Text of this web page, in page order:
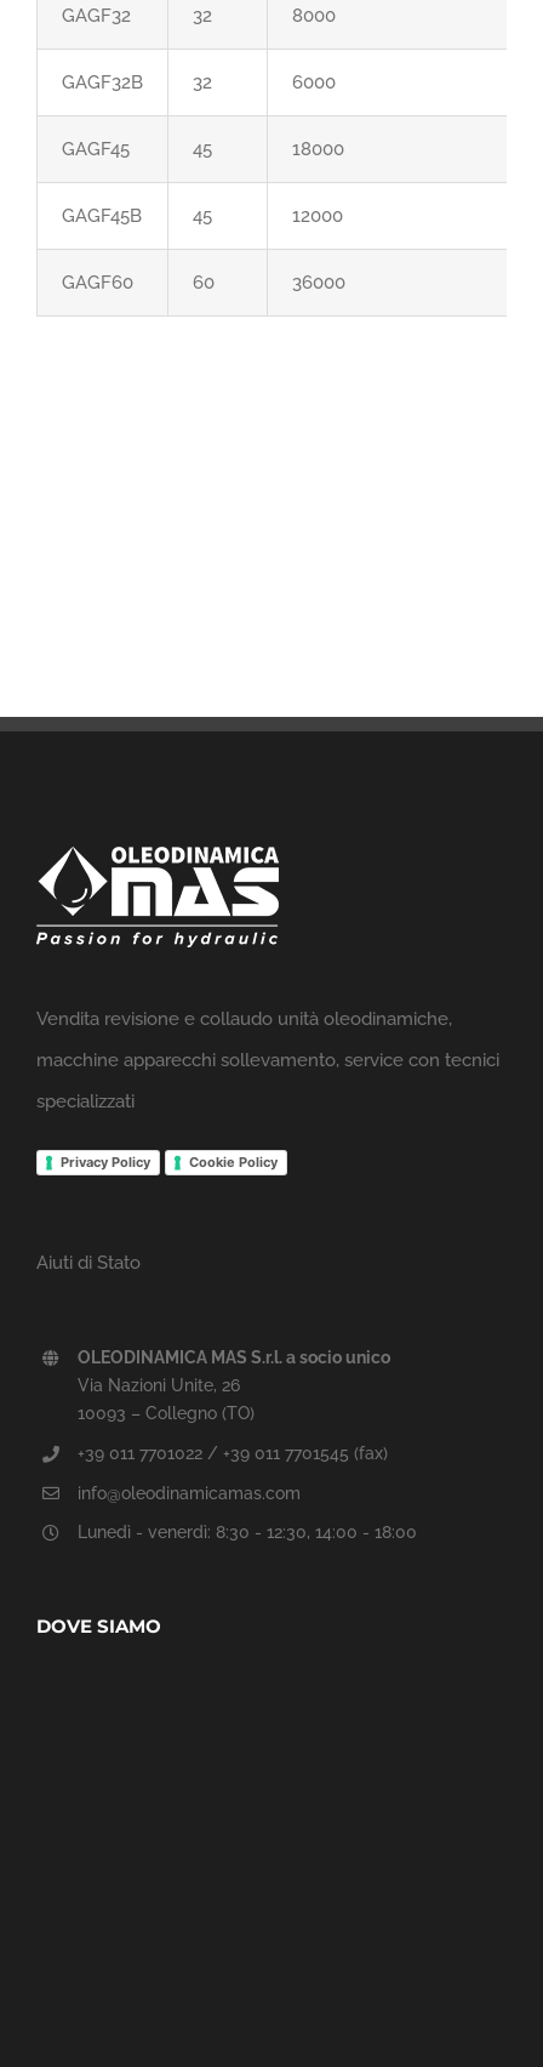
GAGF32 32 8000
GAGF32B 32 6000
GAGF45 45 18000
GAGF45B 45 12000
GAGF60 60 36000
Vendita revisione e collaudo unità oleodinamiche,
macchine apparecchi sollevamento, service con tecnici
specializzati
Privacy Policy Cookie Policy
Aiuti di Stato
OLEODINAMICA MAS S.r.l. a socio unico
Via Nazioni Unite, 26
10093 – Collegno (TO)
+39 011 7701022 / +39 011 7701545 (fax)
info@oleodinamicamas.com
Lunedì - venerdì: 8:30 - 12:30, 14:00 - 18:00
DOVE SIAMO